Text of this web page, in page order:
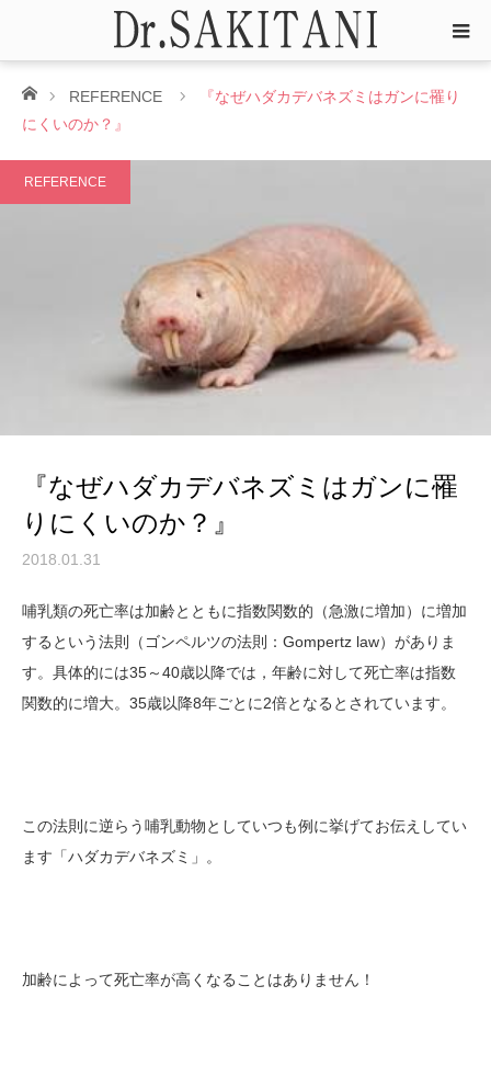
ホームREFERENCE
『なぜハダカデバネズミはガンに罹り
にくいのか？』
REFERENCE
『なぜハダカデバネズミはガンに罹
りにくいのか？』
2018.01.31
哺乳類の死亡率は加齢とともに指数関数的（急激に増加）に増加
するという法則（ゴンペルツの法則：Gompertz law）がありま
す。具体的には35～40歳以降では，年齢に対して死亡率は指数
関数的に増大。35歳以降8年ごとに2倍となるとされています。
この法則に逆らう哺乳動物としていつも例に挙げてお伝えしてい
ます「ハダカデバネズミ」。
加齢によって死亡率が高くなることはありません！